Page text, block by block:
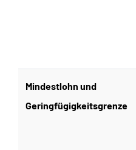
Mindestlohn und
Geringfügigkeitsgrenze